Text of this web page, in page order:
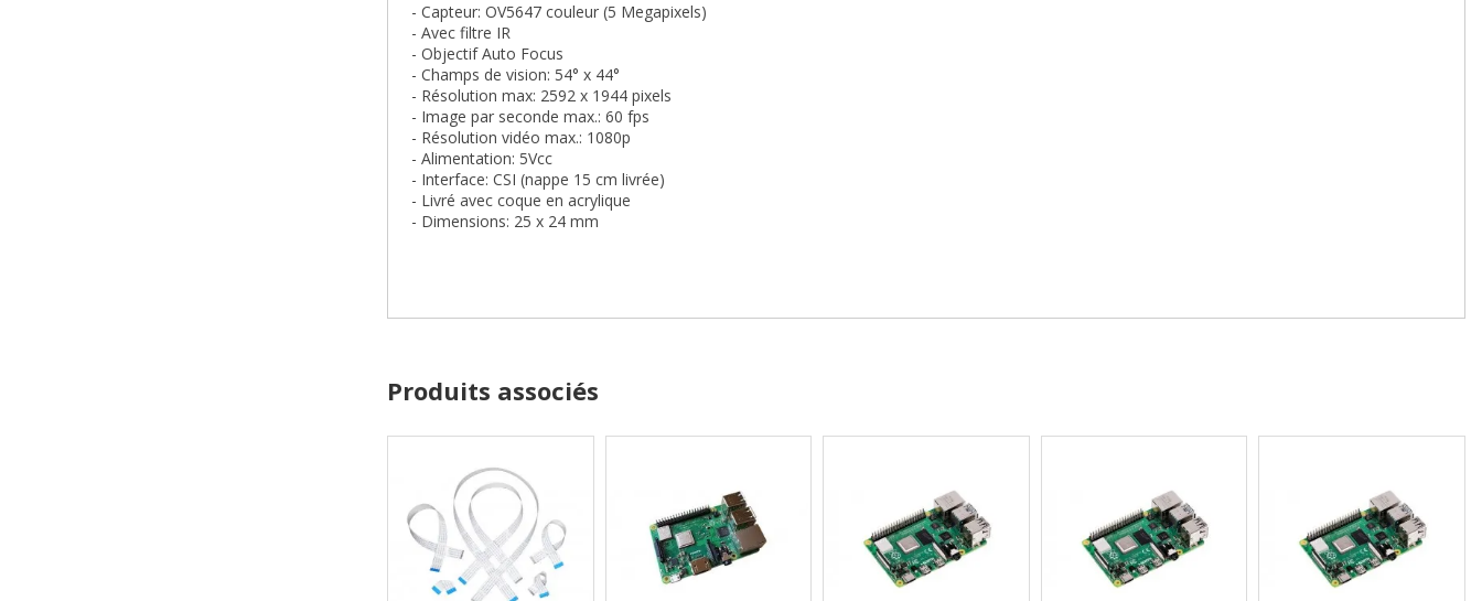
- Capteur: OV5647 couleur (5 Megapixels)
- Avec filtre IR
- Objectif Auto Focus
- Champs de vision: 54° x 44°
- Résolution max: 2592 x 1944 pixels
- Image par seconde max.: 60 fps
- Résolution vidéo max.: 1080p
- Alimentation: 5Vcc
- Interface: CSI (nappe 15 cm livrée)
- Livré avec coque en acrylique
- Dimensions: 25 x 24 mm
Produits associés